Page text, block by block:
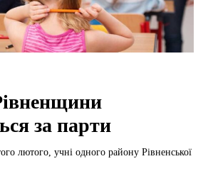
за парти
лютого, учні одного району Рівненської